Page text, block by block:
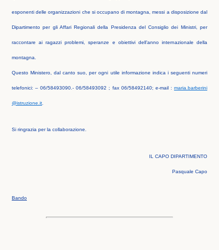
esponenti delle organizzazioni che si occupano di montagna, messi a disposizione dal
Dipartimento per gli Affari Regionali della Presidenza del Consiglio dei Ministri, per
raccontare ai ragazzi problemi, speranze e obiettivi dell’anno internazionale della
montagna.
Questo Ministero, dal canto suo, per ogni utile informazione indica i seguenti numeri
telefonici: – 06/58493090.- 06/58493092 ; fax 06/58492140; e-mail : maria.barberini
@istruzione.it
Si ringrazia per la collaborazione.
IL CAPO DIPARTIMENTO
Pasquale Capo
Bando